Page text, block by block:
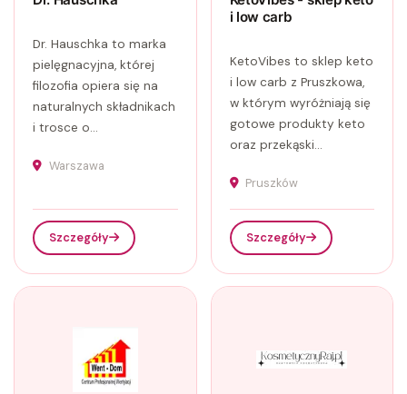
Dr. Hauschka to marka
pielęgnacyjna, której
filozofia opiera się na
naturalnych składnikach
i trosce o...
Warszawa
Szczegóły
i low carb
KetoVibes to sklep keto
i low carb z Pruszkowa,
w którym wyróżniają się
gotowe produkty keto
oraz przekąski...
Pruszków
Szczegóły